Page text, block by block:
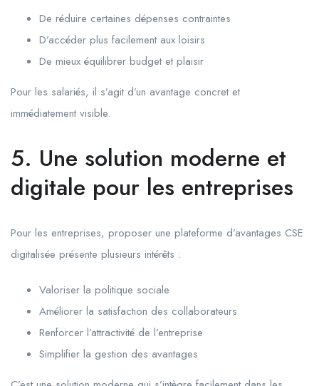
De réduire certaines dépenses contraintes
D’accéder plus facilement aux loisirs
De mieux équilibrer budget et plaisir
Pour les salariés, il s’agit d’un avantage concret et
immédiatement visible.
5. Une solution moderne et
digitale pour les entreprises
Pour les entreprises, proposer une plateforme d’avantages CSE
digitalisée présente plusieurs intérêts :
Valoriser la politique sociale
Améliorer la satisfaction des collaborateurs
Renforcer l’attractivité de l’entreprise
Simplifier la gestion des avantages